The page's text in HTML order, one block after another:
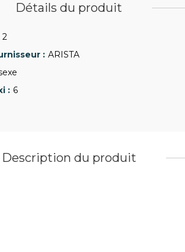
Détails du produit
2
ARISTA
6
Description du produit